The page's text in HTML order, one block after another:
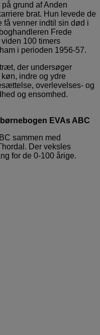
grund af Anden
brat. Hun levede de
få venner indtil sin død i
Frede
100 timers
i perioden 1956-57.
der undersøger
indre og ydre
overlevelses- og
og ensomhed.
EVAs ABC
sammen med
Der veksles
for de 0-100 årige.